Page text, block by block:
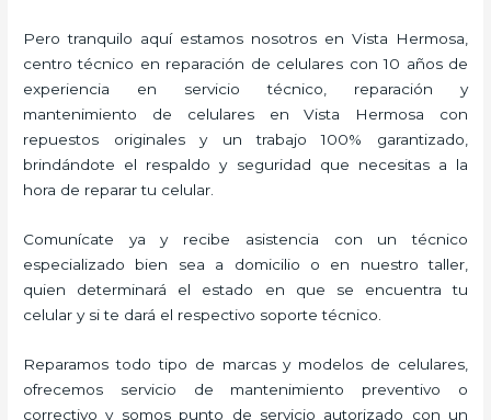
Pero tranquilo aquí estamos nosotros en Vista Hermosa,
centro técnico en reparación de celulares con 10 años de
experiencia en servicio técnico, reparación y
mantenimiento de celulares en Vista Hermosa con
repuestos originales y un trabajo 100% garantizado,
brindándote el respaldo y seguridad que necesitas a la
hora de reparar tu celular.
Comunícate ya y recibe asistencia con un técnico
especializado bien sea a domicilio o en nuestro taller,
quien determinará el estado en que se encuentra tu
celular y si te dará el respectivo soporte técnico.
Reparamos todo tipo de marcas y modelos de celulares,
ofrecemos servicio de mantenimiento preventivo o
correctivo y somos punto de servicio autorizado con un